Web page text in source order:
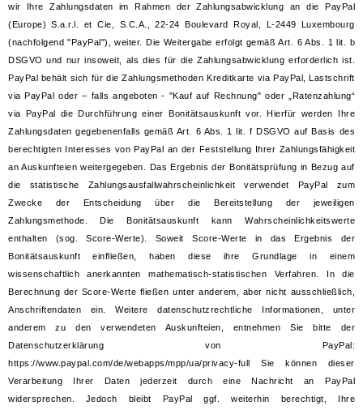
wir Ihre Zahlungsdaten im Rahmen der Zahlungsabwicklung an die PayPal
(Europe) S.a.r.l. et Cie, S.C.A., 22-24 Boulevard Royal, L-2449 Luxembourg
(nachfolgend "PayPal"), weiter. Die Weitergabe erfolgt gemäß Art. 6 Abs. 1 lit. b
DSGVO und nur insoweit, als dies für die Zahlungsabwicklung erforderlich ist.
PayPal behält sich für die Zahlungsmethoden Kreditkarte via PayPal, Lastschrift
via PayPal oder – falls angeboten - "Kauf auf Rechnung" oder „Ratenzahlung“
via PayPal die Durchführung einer Bonitätsauskunft vor. Hierfür werden Ihre
Zahlungsdaten gegebenenfalls gemäß Art. 6 Abs. 1 lit. f DSGVO auf Basis des
berechtigten Interesses von PayPal an der Feststellung Ihrer Zahlungsfähigkeit
an Auskunfteien weitergegeben. Das Ergebnis der Bonitätsprüfung in Bezug auf
die statistische Zahlungsausfallwahrscheinlichkeit verwendet PayPal zum
Zwecke der Entscheidung über die Bereitstellung der jeweiligen
Zahlungsmethode. Die Bonitätsauskunft kann Wahrscheinlichkeitswerte
enthalten (sog. Score-Werte). Soweit Score-Werte in das Ergebnis der
Bonitätsauskunft einfließen, haben diese ihre Grundlage in einem
wissenschaftlich anerkannten mathematisch-statistischen Verfahren. In die
Berechnung der Score-Werte fließen unter anderem, aber nicht ausschließlich,
Anschriftendaten ein. Weitere datenschutzrechtliche Informationen, unter
anderem zu den verwendeten Auskunfteien, entnehmen Sie bitte der
Datenschutzerklärung von PayPal:
https://www.paypal.com/de/webapps/mpp/ua/privacy-full Sie können dieser
Verarbeitung Ihrer Daten jederzeit durch eine Nachricht an PayPal
widersprechen. Jedoch bleibt PayPal ggf. weiterhin berechtigt, Ihre